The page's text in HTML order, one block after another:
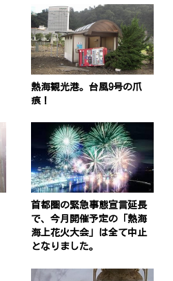
熱海観光港。台風9号の爪
痕！
首都圏の緊急事態宣言延長
で、今月開催予定の「熱海
海上花火大会」は全て中止
となりました。